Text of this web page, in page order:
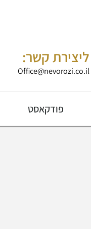
ליצירת קשר:
Office@nevorozi.co.il
פודקאסט